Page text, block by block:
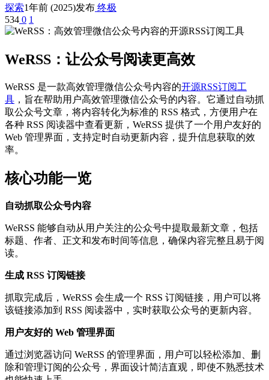
探索1年前 (2025)发布 终极
534 0 1
WeRSS：让公众号阅读更高效
WeRSS 是一款高效管理微信公众号内容的开源RSS订阅工
具 ，旨在帮助用户高效管理微信公众号的内容。它通过自动抓
取公众号文章，将内容转化为标准的 RSS 格式，方便用户在
各种 RSS 阅读器中查看更新，WeRSS 提供了一个用户友好的
Web 管理界面，支持定时自动更新内容，提升信息获取的效
率。
核心功能一览
自动抓取公众号内容
WeRSS 能够自动从用户关注的公众号中提取最新文章，包括
标题、作者、正文和发布时间等信息，确保内容完整且易于阅
读。
生成 RSS 订阅链接
抓取完成后，WeRSS 会生成一个 RSS 订阅链接，用户可以将
该链接添加到 RSS 阅读器中，实时获取公众号的更新内容。
用户友好的 Web 管理界面
通过浏览器访问 WeRSS 的管理界面，用户可以轻松添加、删
除和管理订阅的公众号，界面设计简洁直观，即使不熟悉技术